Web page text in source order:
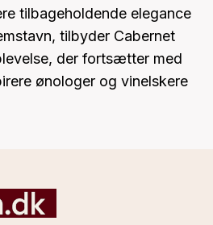
tilbageholdende elegance
tilbyder Cabernet
der fortsætter med
ønologer og vinelskere